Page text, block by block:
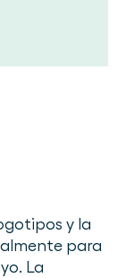
y la
para
La